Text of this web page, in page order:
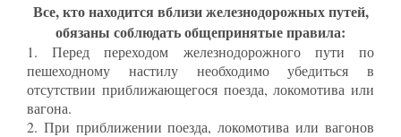
Все, кто находится вблизи железнодорожных путей,
обязаны соблюдать общепринятые правила:
1. Перед переходом железнодорожного пути по
пешеходному настилу необходимо убедиться в
отсутствии приближающегося поезда, локомотива или
вагона.
2. При приближении поезда, локомотива или вагонов